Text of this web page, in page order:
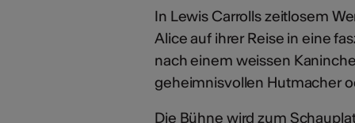
In Lewis Carrolls zeitlosem
Alice auf ihrer Reise in eine
nach einem weissen
geheimnisvollen Hutmacher
Die Bühne wird zum